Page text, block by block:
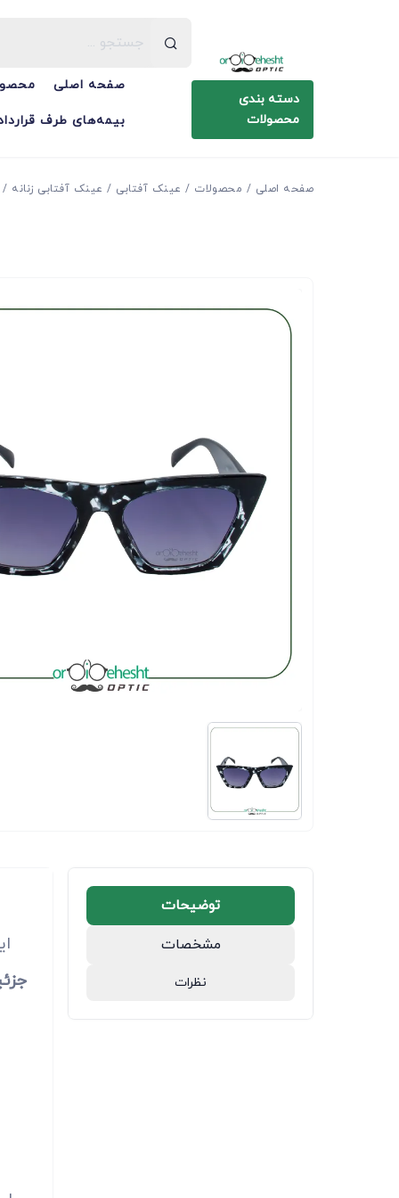
دسته بندی
محصولات
صفحه اصلی
بیمه‌های طرف
صفحه اصلی محصولات عینک آفتابی عینک آفتابی زنانه
توضیحات
مشخصات
نظرات